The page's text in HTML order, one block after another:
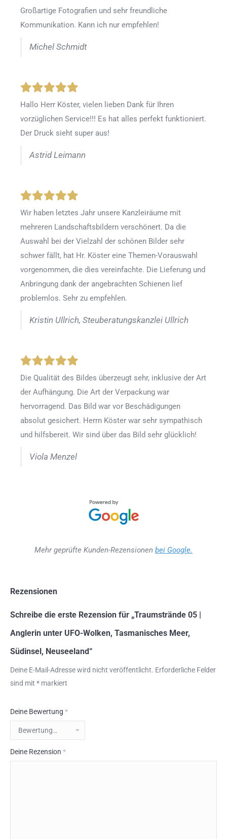
Großartige Fotografien und sehr freundliche
Kommunikation. Kann ich nur empfehlen!
Michel Schmidt
Hallo Herr Köster, vielen lieben Dank für Ihren
vorzüglichen Service!!! Es hat alles perfekt funktioniert.
Der Druck sieht super aus!
Astrid Leimann
Wir haben letztes Jahr unsere Kanzleiräume mit
mehreren Landschaftsbildern verschönert. Da die
Auswahl bei der Vielzahl der schönen Bilder sehr
schwer fällt, hat Hr. Köster eine Themen-Vorauswahl
vorgenommen, die dies vereinfachte. Die Lieferung und
Anbringung dank der angebrachten Schienen lief
problemlos. Sehr zu empfehlen.
Kristin Ullrich, Steuberatungskanzlei Ullrich
Die Qualität des Bildes überzeugt sehr, inklusive der Art
der Aufhängung. Die Art der Verpackung war
hervorragend. Das Bild war vor Beschädigungen
absolut gesichert. Herrn Köster war sehr sympathisch
und hilfsbereit. Wir sind über das Bild sehr glücklich!
Viola Menzel
Mehr geprüfte Kunden-Rezensionen bei Google.
Rezensionen
Schreibe die erste Rezension für „Traumstrände 05 |
Anglerin unter UFO-Wolken, Tasmanisches Meer,
Südinsel, Neuseeland“
Deine E-Mail-Adresse wird nicht veröffentlicht. Erforderliche Felder
sind mit * markiert
Deine Bewertung *
Deine Rezension *